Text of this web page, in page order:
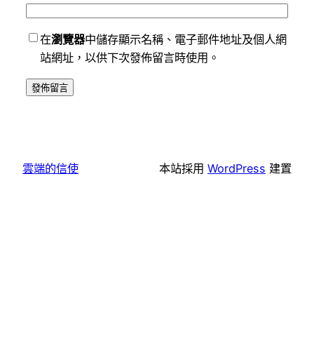
在瀏覽器中儲存顯示名稱、電子郵件地址及個人網
站網址，以供下次發佈留言時使用。
雲端的信使 本站採用 WordPress 建置